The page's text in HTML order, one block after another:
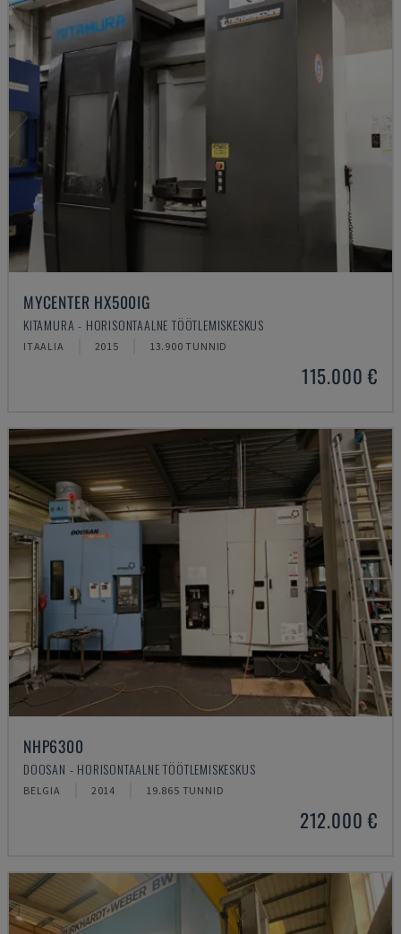
MYCENTER HX500IG
KITAMURA - HORISONTAALNE TÖÖTLEMISKESKUS
ITAALIA 2015 13.900 TUNNID
115.000 €
NHP6300
DOOSAN - HORISONTAALNE TÖÖTLEMISKESKUS
BELGIA 2014 19.865 TUNNID
212.000 €